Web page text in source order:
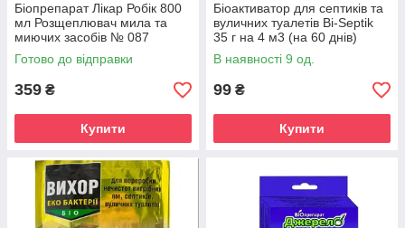
Біопрепарат Лікар Робік 800
мл Розщеплювач мила та
миючих засобів № 087
Готово до відправки
359 ₴
Купити
Біоактиватор для септиків та
вуличних туалетів Bi-Septik
35 г на 4 м3 (на 60 днів)
В наявності 9 од.
99 ₴
Купити